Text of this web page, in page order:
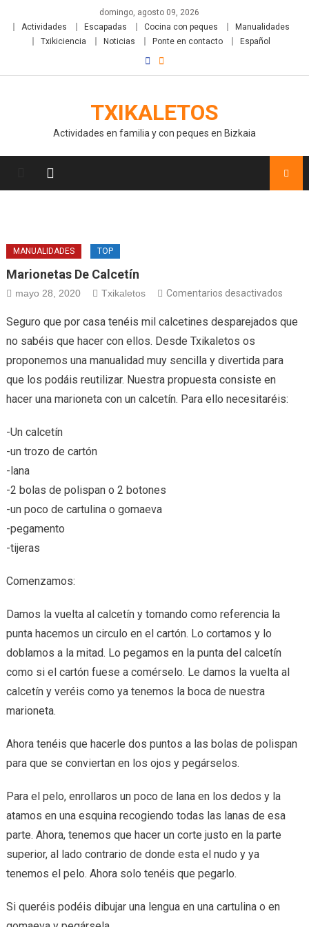
domingo, agosto 09, 2026
Actividades
Escapadas Cocina con peques
Manualidades
Txikiciencia
Noticias Ponte en contacto Español
TXIKALETOS
Actividades en familia y con peques en Bizkaia
MANUALIDADES TOP
Marionetas De Calcetín
mayo 28, 2020 Txikaletos Comentarios desactivados
Seguro que por casa tenéis mil calcetines desparejados que
no sabéis que hacer con ellos. Desde Txikaletos os
proponemos una manualidad muy sencilla y divertida para
que los podáis reutilizar. Nuestra propuesta consiste en
hacer una marioneta con un calcetín. Para ello necesitaréis:
-Un calcetín
-un trozo de cartón
-lana
-2 bolas de polispan o 2 botones
-un poco de cartulina o gomaeva
-pegamento
-tijeras
Comenzamos:
Damos la vuelta al calcetín y tomando como referencia la
punta hacemos un circulo en el cartón. Lo cortamos y lo
doblamos a la mitad. Lo pegamos en la punta del calcetín
como si el cartón fuese a comérselo. Le damos la vuelta al
calcetín y veréis como ya tenemos la boca de nuestra
marioneta.
Ahora tenéis que hacerle dos puntos a las bolas de polispan
para que se conviertan en los ojos y pegárselos.
Para el pelo, enrollaros un poco de lana en los dedos y la
atamos en una esquina recogiendo todas las lanas de esa
parte. Ahora, tenemos que hacer un corte justo en la parte
superior, al lado contrario de donde esta el nudo y ya
tenemos el pelo. Ahora solo tenéis que pegarlo.
Si queréis podéis dibujar una lengua en una cartulina o en